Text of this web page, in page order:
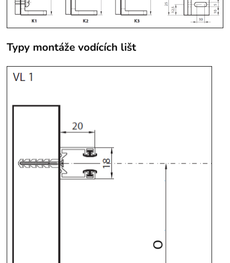
Typy montáže vodících lišt